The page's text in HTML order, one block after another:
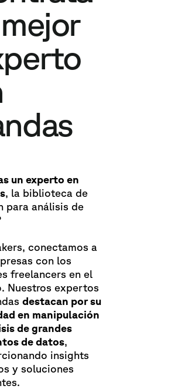
un experto en
, la biblioteca de
para análisis de
conectamos a
con los
freelancers en el
Nuestros expertos
destacan por su
en manipulación
de grandes
de datos,
insights
y soluciones